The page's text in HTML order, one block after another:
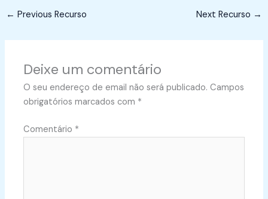
← Previous Recurso Next Recurso →
Deixe um comentário
O seu endereço de email não será publicado. Campos
obrigatórios marcados com *
Comentário *